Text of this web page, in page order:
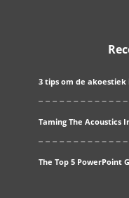
3 tips om de
Taming The Acoustics
The Top 5 PowerPoint